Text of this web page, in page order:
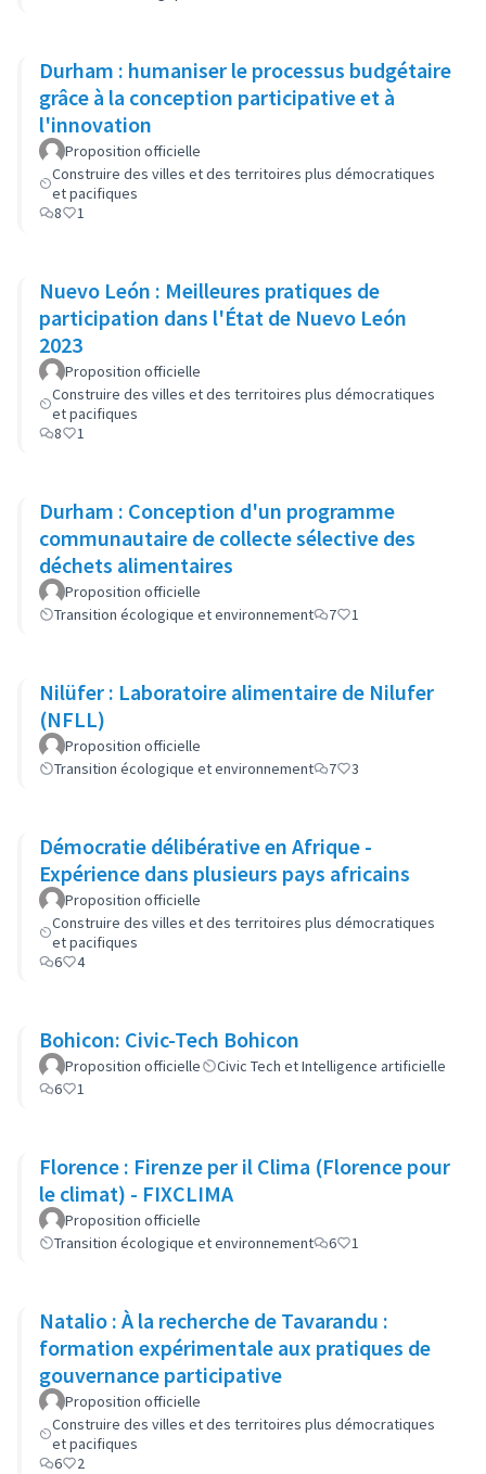
Durham : humaniser le processus budgétaire
grâce à la conception participative et à
l'innovation
Proposition officielle
Construire des villes et des territoires plus démocratiques
et pacifiques
8
1
Nuevo León : Meilleures pratiques de
participation dans l'État de Nuevo León
2023
Proposition officielle
Construire des villes et des territoires plus démocratiques
et pacifiques
8
1
Durham : Conception d'un programme
communautaire de collecte sélective des
déchets alimentaires
Proposition officielle
Transition écologique et environnement
7 1
Nilüfer : Laboratoire alimentaire de Nilufer
(NFLL)
Proposition officielle
Transition écologique et environnement
7 3
Démocratie délibérative en Afrique -
Expérience dans plusieurs pays africains
Proposition officielle
Construire des villes et des territoires plus démocratiques
et pacifiques
6
4
Bohicon: Civic-Tech Bohicon
Proposition officielle
Civic Tech et Intelligence artificielle
6
1
Florence : Firenze per il Clima (Florence pour
le climat) - FIXCLIMA
Proposition officielle
Transition écologique et environnement
6 1
Natalio : À la recherche de Tavarandu :
formation expérimentale aux pratiques de
gouvernance participative
Proposition officielle
Construire des villes et des territoires plus démocratiques
et pacifiques
6
2